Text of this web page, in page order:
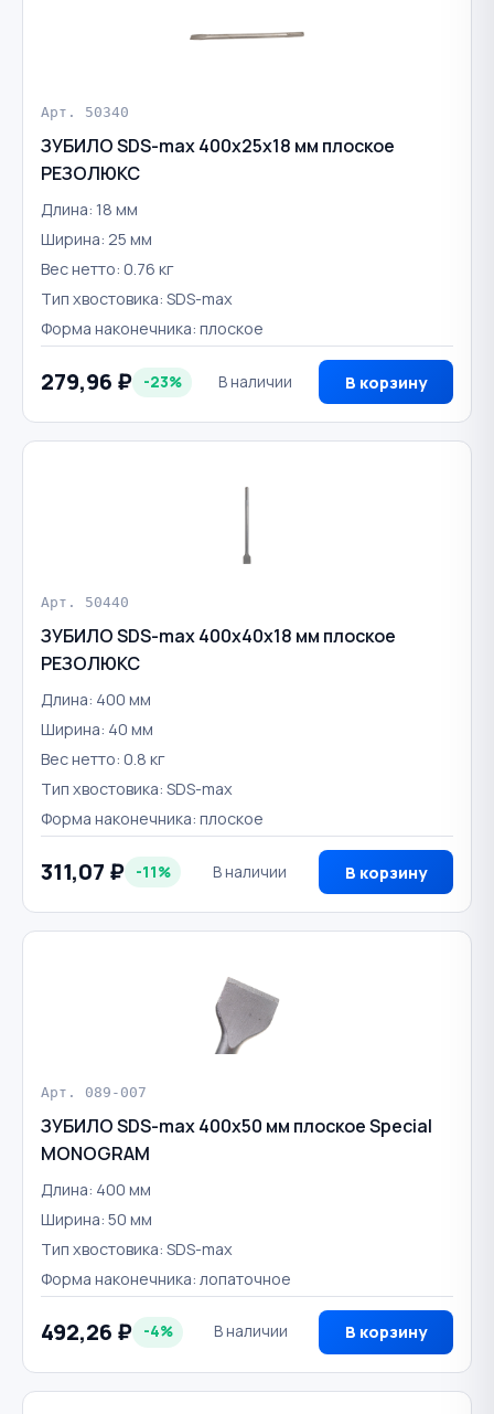
Арт. 50340
ЗУБИЛО SDS-max 400х25х18 мм плоское
РЕЗОЛЮКС
Длина: 18 мм
Ширина: 25 мм
Вес нетто: 0.76 кг
Тип хвостовика: SDS-max
Форма наконечника: плоское
279,96 ₽ -23% В наличии В корзину
Арт. 50440
ЗУБИЛО SDS-max 400х40х18 мм плоское
РЕЗОЛЮКС
Длина: 400 мм
Ширина: 40 мм
Вес нетто: 0.8 кг
Тип хвостовика: SDS-max
Форма наконечника: плоское
311,07 ₽ -11% В наличии В корзину
Арт. 089-007
ЗУБИЛО SDS-max 400х50 мм плоское Special
MONOGRAM
Длина: 400 мм
Ширина: 50 мм
Тип хвостовика: SDS-max
Форма наконечника: лопаточное
492,26 ₽ -4% В наличии В корзину